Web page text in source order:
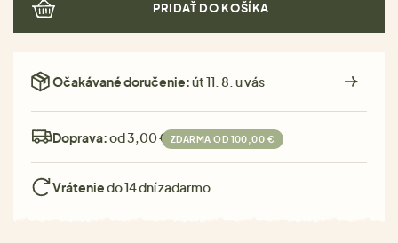
PRIDAŤ DO KOŠÍKA
Očakávané doručenie:út 11. 8. u vás
Doprava:od 3,00 € ZDARMA OD 100,00 €
Vráteniedo 14 dní zadarmo